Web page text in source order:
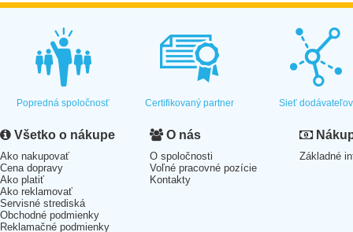
Popredná spoločnosť Certifikovaný partner Sieť dodávateľov
Všetko o nákupe
Ako nakupovať
Cena dopravy
Ako platiť
Ako reklamovať
Servisné strediská
Obchodné podmienky
Reklamačné podmienky
O nás
O spoločnosti
Voľné pracovné pozície
Kontakty
Základné